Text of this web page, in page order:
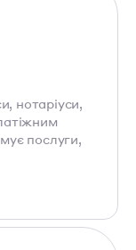
нотаріуси,
послуги,